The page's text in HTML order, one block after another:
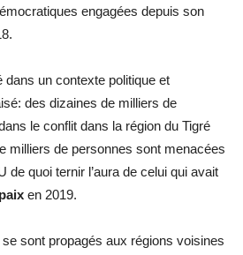
engagées depuis son
dans un contexte politique et
des dizaines de milliers de
le conflit dans la région du Tigré
milliers de personnes sont menacées
de quoi ternir l’aura de celui qui avait
en 2019.
sont propagés aux régions voisines